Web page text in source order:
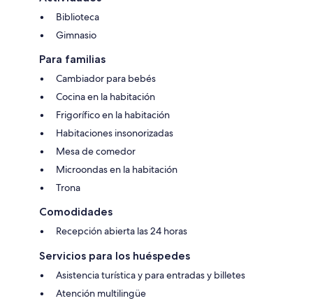
Biblioteca
Gimnasio
Para familias
Cambiador para bebés
Cocina en la habitación
Frigorífico en la habitación
Habitaciones insonorizadas
Mesa de comedor
Microondas en la habitación
Trona
Comodidades
Recepción abierta las 24 horas
Servicios para los huéspedes
Asistencia turística y para entradas y billetes
Atención multilingüe